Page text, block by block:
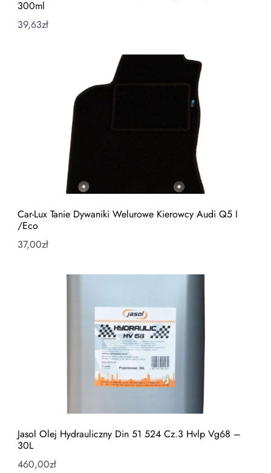
300ml
39,63zł
Car-Lux Tanie Dywaniki Welurowe Kierowcy Audi Q5 I
/Eco
37,00zł
Jasol Olej Hydrauliczny Din 51 524 Cz.3 Hvlp Vg68 –
30L
460,00zł